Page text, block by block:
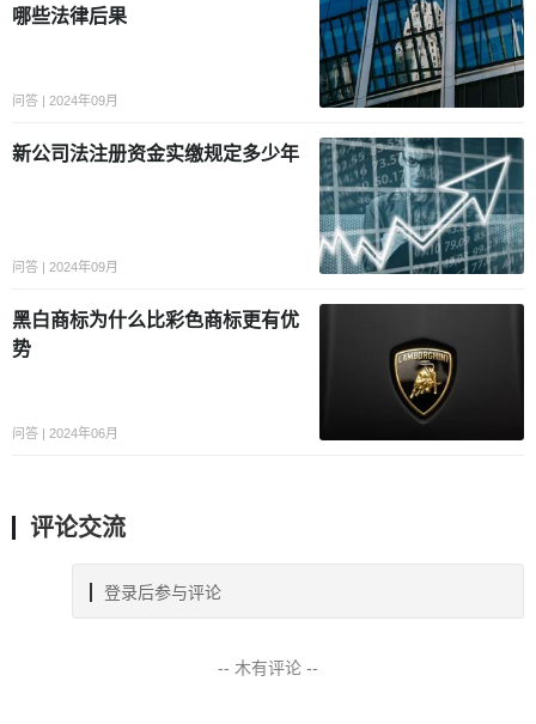
哪些法律后果
问答 | 2024年09月
新公司法注册资金实缴规定多少年
问答 | 2024年09月
黑白商标为什么比彩色商标更有优
势
问答 | 2024年06月
评论交流
登录后参与评论
-- 木有评论 --